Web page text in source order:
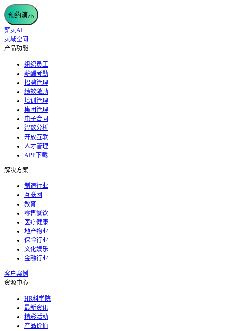
预约演示
薪灵AI
灵域空间
产品功能
组织员工
薪酬考勤
招聘管理
绩效激励
培训管理
集团管理
电子合同
智数分析
开放互联
人才管理
APP下载
解决方案
制造行业
互联网
教育
零售餐饮
医疗健康
地产物业
保险行业
文化娱乐
金融行业
客户案例
资源中心
HR科学院
最新资讯
精彩活动
产品价值